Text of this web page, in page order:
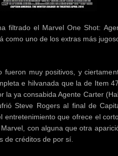
filtrado el Marvel One Shot:
como uno de los extras más
fueron muy positivos, y
e hilvanada que la de Item
la ya consabida Agente Carter
Steve Rogers al final de
que ofrece el
con alguna que otra
de créditos de por sí.